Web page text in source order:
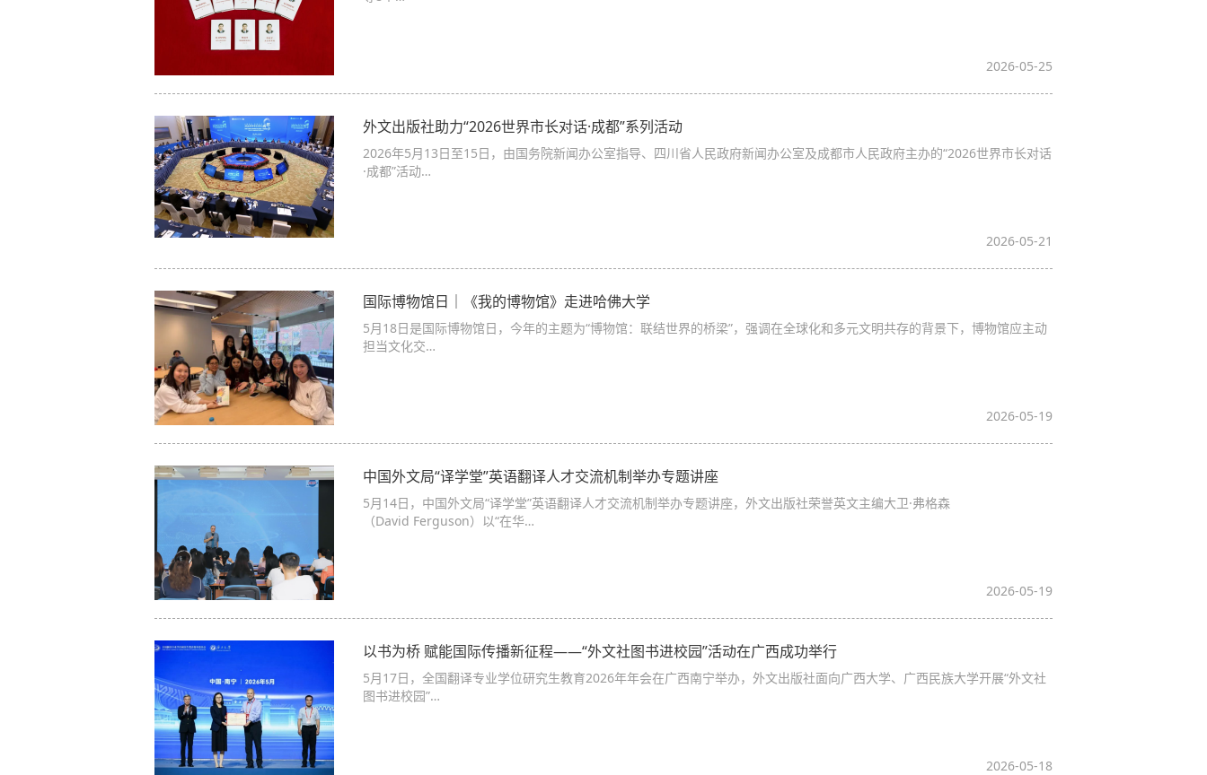
2026-05-25
外文出版社助力“2026世界市长对话·成都”系列活动
2026年5月13日至15日，由国务院新闻办公室指导、四川省人民政府新闻办公室及成都市人民政府主办的“2026世界市长对话
·成都”活动…
2026-05-21
国际博物馆日｜《我的博物馆》走进哈佛大学
5月18日是国际博物馆日，今年的主题为“博物馆：联结世界的桥梁”，强调在全球化和多元文明共存的背景下，博物馆应主动
担当文化交…
2026-05-19
中国外文局“译学堂”英语翻译人才交流机制举办专题讲座
5月14日，中国外文局“译学堂”英语翻译人才交流机制举办专题讲座，外文出版社荣誉英文主编大卫·弗格森
（David Ferguson）以“在华…
2026-05-19
以书为桥 赋能国际传播新征程——“外文社图书进校园”活动在广西成功举行
5月17日，全国翻译专业学位研究生教育2026年年会在广西南宁举办，外文出版社面向广西大学、广西民族大学开展“外文社
图书进校园”…
2026-05-18